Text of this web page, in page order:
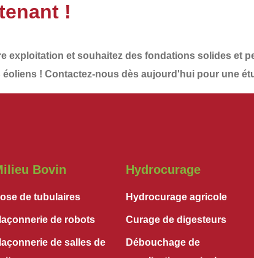
!
exploitation et souhaitez des fondations solides et
éoliens ! Contactez-nous dès aujourd'hui pour une
Bovin
de tubulaires
de robots
de salles de
Hydrocurage
Hydrocurage agricole
Curage de digesteurs
Débouchage de